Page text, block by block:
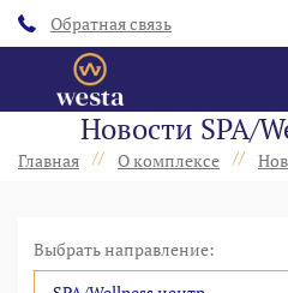
Обратная связь
Новости SPA/
Главная // О комплексе //
Выбрать направление: